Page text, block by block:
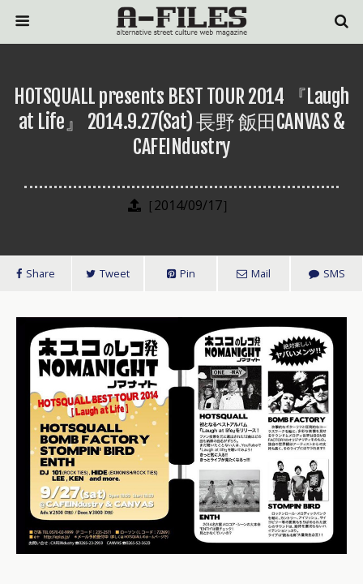
HOTSQUALL presents BEST TOUR 2014 『Laugh
at Life』 2014.9.27(Sat) 長野 飯田CANVAS &
CAFEINdustry
［2014/09/17］
Share Tweet Pin Mail SMS